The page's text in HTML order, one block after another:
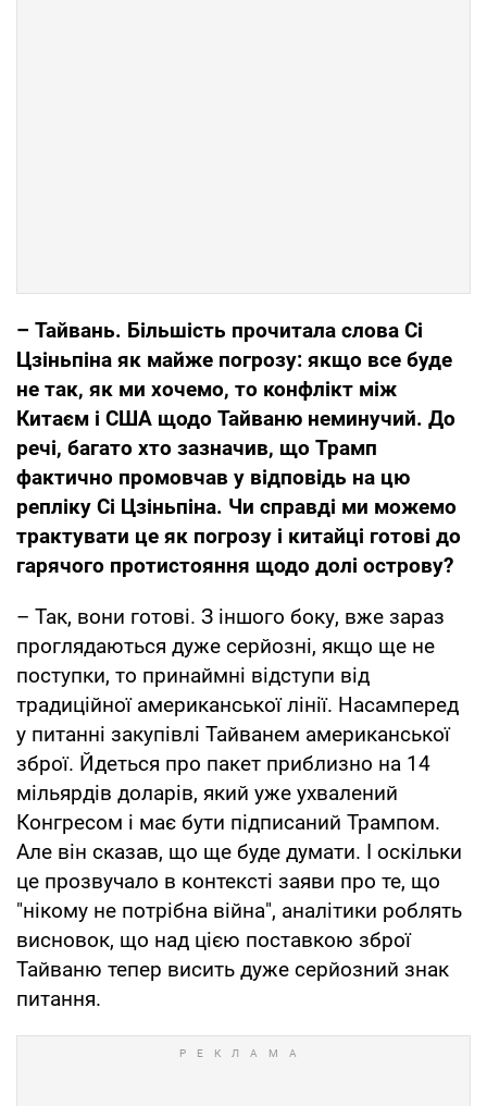
– Тайвань. Більшість прочитала слова Сі
Цзіньпіна як майже погрозу: якщо все буде
не так, як ми хочемо, то конфлікт між
Китаєм і США щодо Тайваню неминучий. До
речі, багато хто зазначив, що Трамп
фактично промовчав у відповідь на цю
репліку Сі Цзіньпіна. Чи справді ми можемо
трактувати це як погрозу і китайці готові до
гарячого протистояння щодо долі острову?
– Так, вони готові. З іншого боку, вже зараз
проглядаються дуже серйозні, якщо ще не
поступки, то принаймні відступи від
традиційної американської лінії. Насамперед
у питанні закупівлі Тайванем американської
зброї. Йдеться про пакет приблизно на 14
мільярдів доларів, який уже ухвалений
Конгресом і має бути підписаний Трампом.
Але він сказав, що ще буде думати. І оскільки
це прозвучало в контексті заяви про те, що
"нікому не потрібна війна", аналітики роблять
висновок, що над цією поставкою зброї
Тайваню тепер висить дуже серйозний знак
питання.